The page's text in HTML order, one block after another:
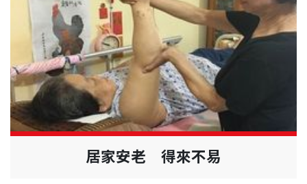
居家安老 得來不易